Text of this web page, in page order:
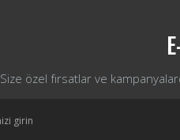
Size özel fırsatlar ve